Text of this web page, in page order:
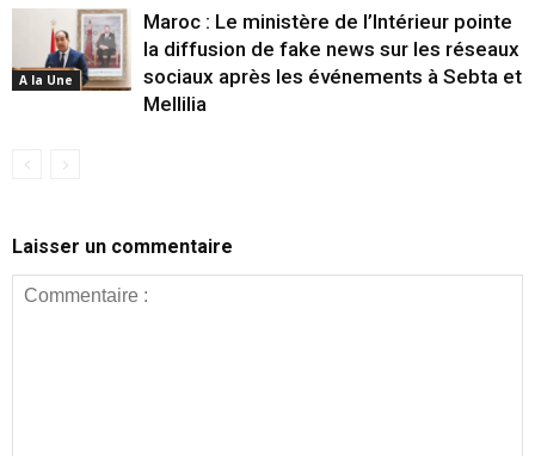
A la Une
Maroc : Le ministère de l’Intérieur pointe
la diffusion de fake news sur les réseaux
sociaux après les événements à Sebta et
Mellilia
Laisser un commentaire